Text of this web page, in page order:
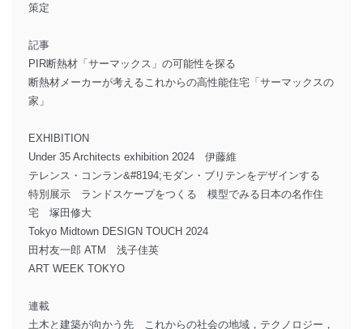
策定
記事
PIR断熱材「サーマックス」の可能性を探る
断熱材メーカーが考えるこれからの高性能住宅「サーマックスの
家」
EXHIBITION
Under 35 Architects exhibition 2024 伊藤維
テレンス・コンラン&#8194;モダン・ブリテンをデザインする
特別展示 ランドスケープをつくる 模型でみる日本の名作住
宅 塚田修大
Tokyo Midtown DESIGN TOUCH 2024
田村友一郎 ATM 浅子佳英
ART WEEK TOKYO
連載
土木と建築が向かう先 これからの社会の地域，テクノロジー，